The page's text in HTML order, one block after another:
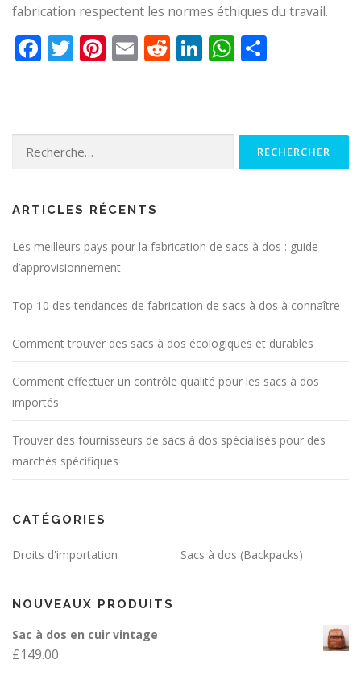
fabrication respectent les normes éthiques du travail.
Facebook
Twitter
Pinterest
EmailReddit
LinkedIn
WhatsApp
Rechercher :
ARTICLES RÉCENTS
Les meilleurs pays pour la fabrication de sacs à dos : guide
d’approvisionnement
Top 10 des tendances de fabrication de sacs à dos à connaître
Comment trouver des sacs à dos écologiques et durables
Comment effectuer un contrôle qualité pour les sacs à dos
importés
Trouver des fournisseurs de sacs à dos spécialisés pour des
marchés spécifiques
CATÉGORIES
Droits d'importation Sacs à dos (Backpacks)
NOUVEAUX PRODUITS
Sac à dos en cuir vintage
£149.00